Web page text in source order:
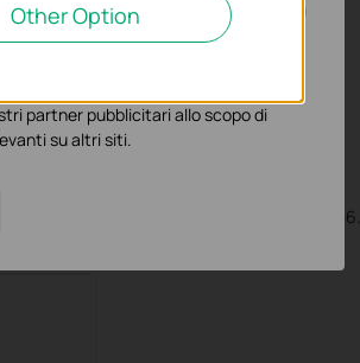
MAC di destinazione 40-61-86-FC-71-56.
Other Option
partner pubblicitari allo scopo di
su altri siti.